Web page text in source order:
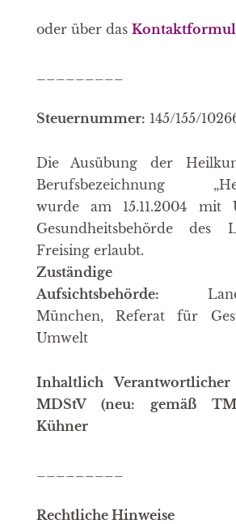
oder über das
Steuernummer: 145/155/
Die Ausübung der
Berufsbezeichnung
wurde am 15.11.2004 mit
Gesundheitsbehörde des
Freising erlaubt.
Zuständige
Aufsichtsbehörde:
München, Referat für
Umwelt
Inhaltlich
MDStV (neu: gemäß
Kühner
Rechtliche Hinweise